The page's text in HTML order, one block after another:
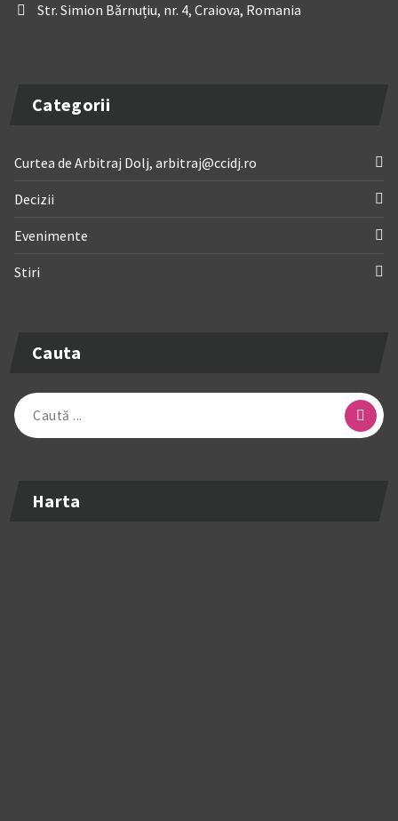
Str. Simion Bărnuțiu, nr. 4, Craiova, Romania
Categorii
Curtea de Arbitraj Dolj, arbitraj@ccidj.ro
Decizii
Evenimente
Stiri
Cauta
Caută
după:
Harta